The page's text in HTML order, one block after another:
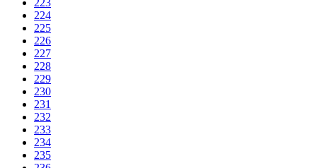
224
225
226
227
228
229
230
231
232
233
234
235